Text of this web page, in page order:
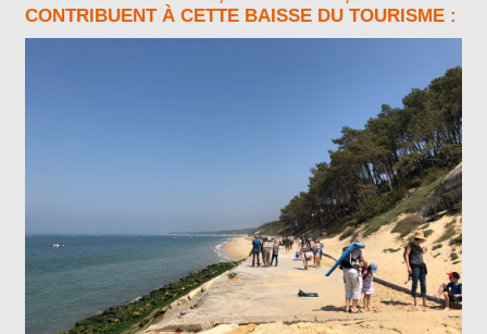
CONTRIBUENT À CETTE BAISSE DU TOURISME :